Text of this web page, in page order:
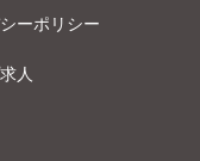
ーポリシー
人